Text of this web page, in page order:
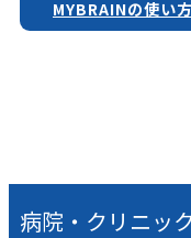
MYBRAINの使い方
病院・クリニッ